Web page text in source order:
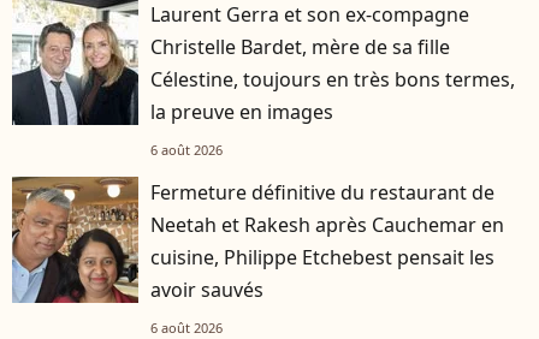
Laurent Gerra et son ex-compagne
Christelle Bardet, mère de sa fille
Célestine, toujours en très bons termes,
la preuve en images
6 août 2026
Fermeture définitive du restaurant de
Neetah et Rakesh après Cauchemar en
cuisine, Philippe Etchebest pensait les
avoir sauvés
6 août 2026